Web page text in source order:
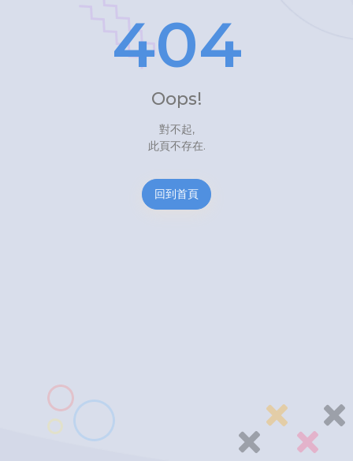
404
Oops!
對不起,
此頁不存在.
回到首頁